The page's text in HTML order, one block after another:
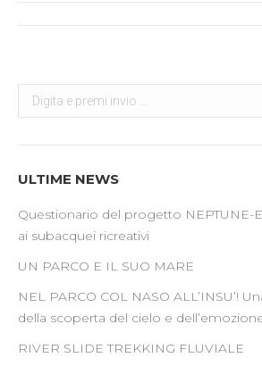
Post
Search:
Cerca
ULTIME NEWS
Questionario del progetto NEPTUNE-
ai subacquei ricreativi
UN PARCO E IL SUO MARE
NEL PARCO COL NASO ALL’INSU’!
della scoperta del cielo e
RIVER SLIDE TREKKING FLUVIALE